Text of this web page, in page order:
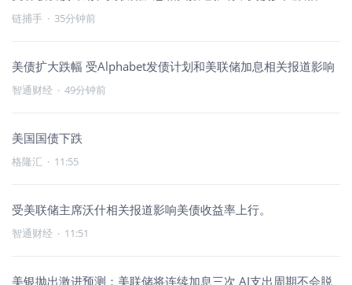
链捕手 · 35分钟前
美债扩大跌幅 受Alphabet发债计划和美联储加息相关报道影响
智通财经 · 49分钟前
美国国债下跌
格隆汇 · 11:55
受美联储主席沃什相关报道影响美债收益率上行。
智通财经 · 11:51
美银抛出激进预测：美联储将连续加息三次 AI支出周期不会脱